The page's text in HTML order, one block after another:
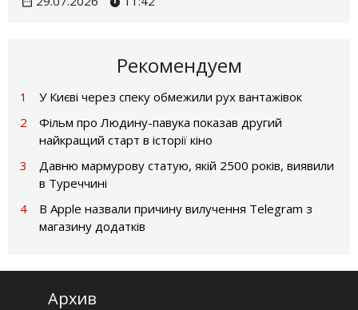
Рекомендуем
1
У Києві через спеку обмежили рух вантажівок
2
Фільм про Людину-павука показав другий
найкращий старт в історії кіно
3
Давню мармурову статую, якій 2500 років, виявили
в Туреччині
4
В Apple назвали причину вилучення Telegram з
магазину додатків
Архив